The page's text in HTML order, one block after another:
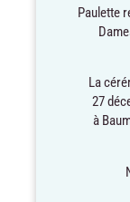
Paulette
La
27
à